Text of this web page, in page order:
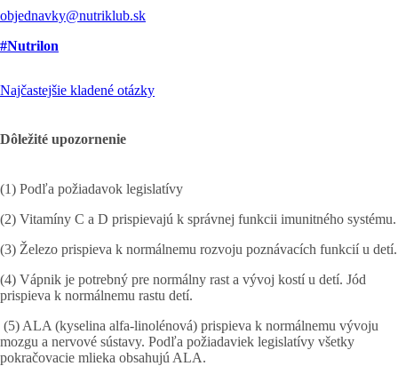
objednavky@nutriklub.sk
#Nutrilon
Najčastejšie kladené otázky
Dôležité upozornenie
(1) Podľa požiadavok legislatívy
(2) Vitamíny C a D prispievajú k správnej funkcii imunitného systému.
(3) Železo prispieva k normálnemu rozvoju poznávacích funkcií u detí.
(4) Vápnik je potrebný pre normálny rast a vývoj kostí u detí. Jód
prispieva k normálnemu rastu detí.
(5) ALA (kyselina alfa-linolénová) prispieva k normálnemu vývoju
mozgu a nervové sústavy. Podľa požiadaviek legislatívy všetky
pokračovacie mlieka obsahujú ALA.